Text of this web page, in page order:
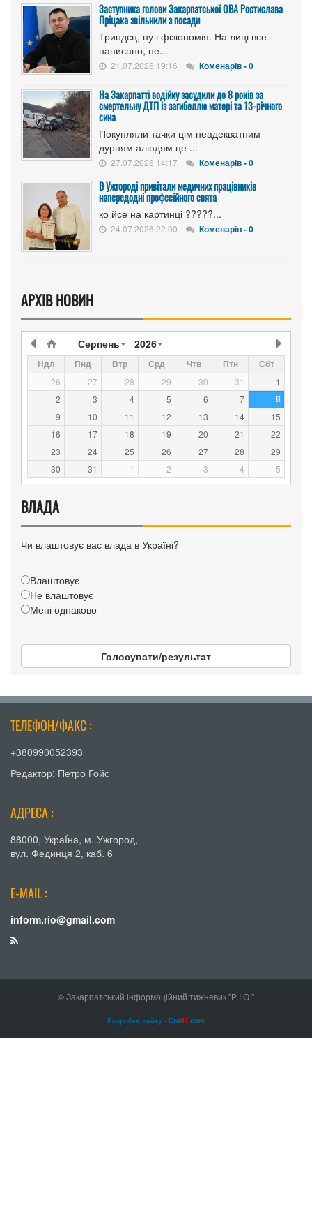
Заступника голови Закарпатської ОВА Ростислава
Пріцака звільнили з посади
Триндєц, ну і фізіономія. На лиці все
написано, не...
21.07.2026 19:16 Коменарів - 0
На Закарпатті водійку засудили до 8 років за
смертельну ДТП із загибеллю матері та 13-річного
сина
Покупляли тачки цім неадекватним
дурням алюдям це ...
27.07.2026 14:17 Коменарів - 0
В Ужгороді привітали медичних працівників
напередодні професійного свята
ко йсе на картинці ?????...
24.07.2026 22:00 Коменарів - 0
АРХІВ НОВИН
Серпень 2026
Ндл Пнд Втр Срд Чтв Птн Сбт
26 27 28 29 30 31
1
2
3 4 5 6 7 8
9 10 11 12 13 14
15
16
17 18 19 20 21
22
23
24 25 26 27 28
29
30
31 1 2 3 4 5
ВЛАДА
Чи влаштовує вас влада в Україні?
Влаштовує
Не влаштовує
Мені однаково
Голосувати/результат
ТЕЛЕФОН/ФАКС :
+380990052393
Редактор: Петро Гойс
АДРЕСА :
88000, УкраЇна, м. Ужгород,
вул. Фединця 2, каб. 6
E-MAIL :
inform.rio@gmail.com
© Закарпатський інформаційний тижневик "Р.І.О."
Розробка сайту - CrafIT.com